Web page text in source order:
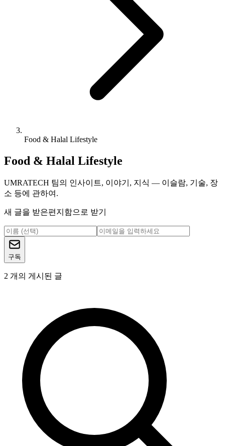
Food & Halal Lifestyle
Food & Halal Lifestyle
UMRATECH 팀의 인사이트, 이야기, 지식 — 이슬람, 기술, 장
소 등에 관하여.
새 글을 받은편지함으로 받기
구독
2 개의 게시된 글